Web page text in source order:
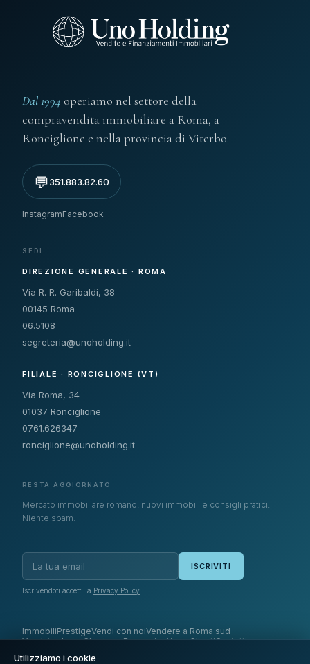
Dal 1994 operiamo nel settore della
compravendita immobiliare a Roma, a
Ronciglione e nella provincia di Viterbo.
💬351.883.82.60
InstagramFacebook
SEDI
DIREZIONE GENERALE · ROMA
Via R. R. Garibaldi, 38
00145 Roma
06.5108
segreteria@unoholding.it
FILIALE · RONCIGLIONE (VT)
Via Roma, 34
01037 Ronciglione
0761.626347
ronciglione@unoholding.it
RESTA AGGIORNATO
Mercato immobiliare romano, nuovi immobili e consigli pratici.
Niente spam.
ISCRIVITI
Iscrivendoti accetti la Privacy Policy
ImmobiliPrestigeVendi con noiVendere a Roma sud
Venduto da noiChi siamoRecensioniArea ClientiContatti
Utilizziamo i cookie